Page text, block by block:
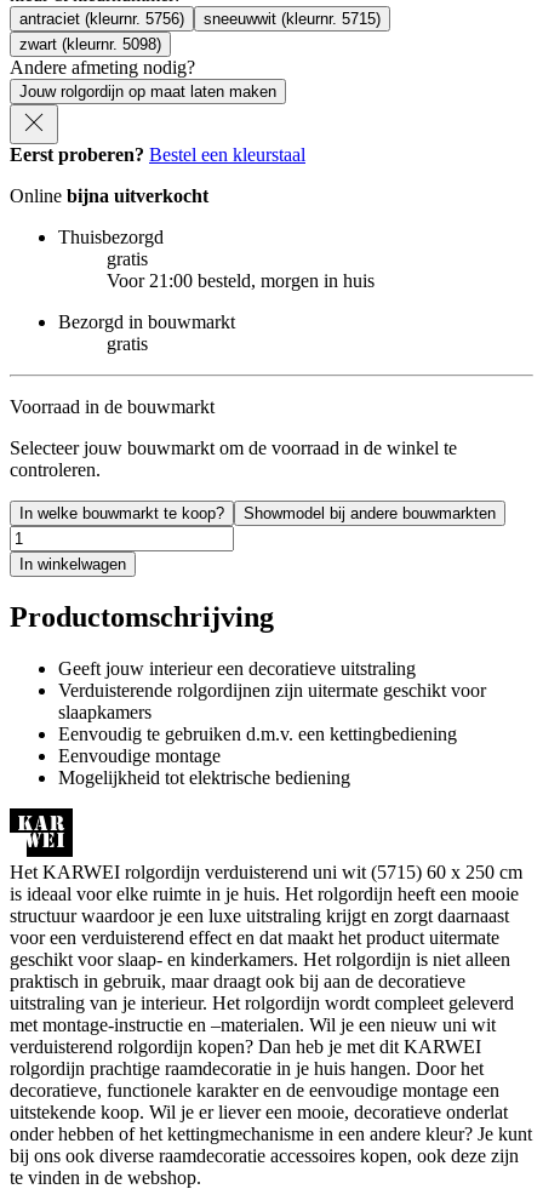
antraciet (kleurnr. 5756)
sneeuwwit (kleurnr. 5715)
zwart (kleurnr. 5098)
Andere afmeting nodig?
Jouw rolgordijn op maat laten maken
Eerst proberen? Bestel een kleurstaal
Online bijna uitverkocht
Thuisbezorgd
gratis
Voor 21:00 besteld, morgen in huis
Bezorgd in bouwmarkt
gratis
Voorraad in de bouwmarkt
Selecteer jouw bouwmarkt om de voorraad in de winkel te
controleren.
In welke bouwmarkt te koop? Showmodel bij andere bouwmarkten
In winkelwagen
Productomschrijving
Geeft jouw interieur een decoratieve uitstraling
Verduisterende rolgordijnen zijn uitermate geschikt voor
slaapkamers
Eenvoudig te gebruiken d.m.v. een kettingbediening
Eenvoudige montage
Mogelijkheid tot elektrische bediening
Het KARWEI rolgordijn verduisterend uni wit (5715) 60 x 250 cm
is ideaal voor elke ruimte in je huis. Het rolgordijn heeft een mooie
structuur waardoor je een luxe uitstraling krijgt en zorgt daarnaast
voor een verduisterend effect en dat maakt het product uitermate
geschikt voor slaap- en kinderkamers. Het rolgordijn is niet alleen
praktisch in gebruik, maar draagt ook bij aan de decoratieve
uitstraling van je interieur. Het rolgordijn wordt compleet geleverd
met montage-instructie en –materialen. Wil je een nieuw uni wit
verduisterend rolgordijn kopen? Dan heb je met dit KARWEI
rolgordijn prachtige raamdecoratie in je huis hangen. Door het
decoratieve, functionele karakter en de eenvoudige montage een
uitstekende koop. Wil je er liever een mooie, decoratieve onderlat
onder hebben of het kettingmechanisme in een andere kleur? Je kunt
bij ons ook diverse raamdecoratie accessoires kopen, ook deze zijn
te vinden in de webshop.